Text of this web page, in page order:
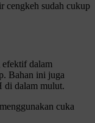
cengkeh sudah cukup
dalam
Bahan ini juga
di dalam mulut.
cuka